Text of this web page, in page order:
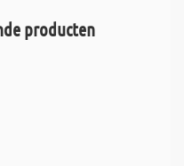
producten